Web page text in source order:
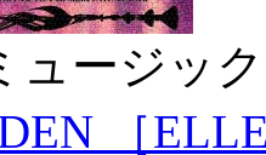
ュージッ
［